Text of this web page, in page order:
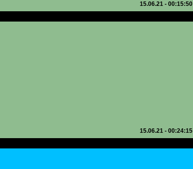
15.06.21 - 00:15:50
15.06.21 - 00:24:15